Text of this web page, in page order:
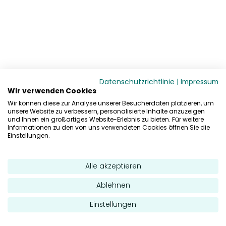
Datenschutzrichtlinie | Impressum
Wir verwenden Cookies
Wir können diese zur Analyse unserer Besucherdaten platzieren, um
unsere Website zu verbessern, personalisierte Inhalte anzuzeigen
und Ihnen ein großartiges Website-Erlebnis zu bieten. Für weitere
Informationen zu den von uns verwendeten Cookies öffnen Sie die
Einstellungen.
Alle akzeptieren
Ablehnen
Einstellungen